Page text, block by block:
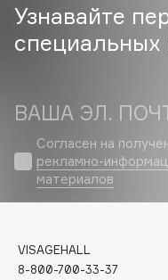
Capelli Dorati
Carbon Theory
Catrice
Celimax
Cettua
Clarins
Clarins Precious
Узнавайте
ВАША ЭЛ.
Согласен на
рекламно-
материалов
VISAGEHALL
8-800-700-33-37